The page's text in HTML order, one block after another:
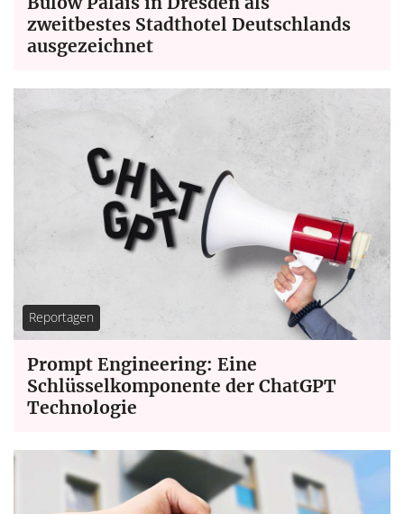
zweitbestes Stadthotel Deutschlands
ausgezeichnet
Reportagen
Prompt Engineering: Eine
Schlüsselkomponente der ChatGPT
Technologie